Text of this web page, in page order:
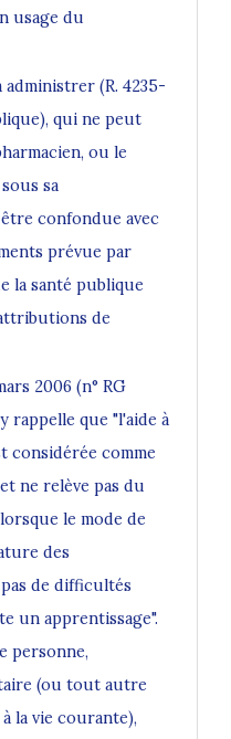
usage du
(R. 4235-
qui ne peut
ou le
sa
confondue avec
prévue par
la santé publique
de
2006 (n° RG
rappelle que "l'aide à
considérée comme
ne relève pas du
le mode de
des
de difficultés
un apprentissage".
personne,
(ou tout autre
la vie courante),